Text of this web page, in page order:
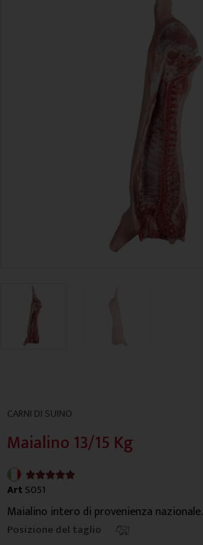
CARNI DI SUINO
Maialino 13/15 Kg

Art S051
Maialino intero di provenienza nazionale.
Posizione del taglio